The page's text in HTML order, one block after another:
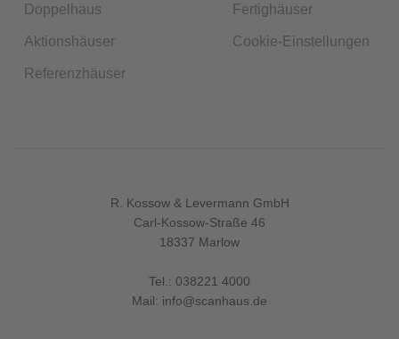
Doppelhaus
Aktionshäuser
Referenzhäuser
Fertighäuser
Cookie-Einstellungen
R. Kossow & Levermann GmbH
Carl-Kossow-Straße 46
18337 Marlow
Tel.: 038221 4000
Mail: info@scanhaus.de